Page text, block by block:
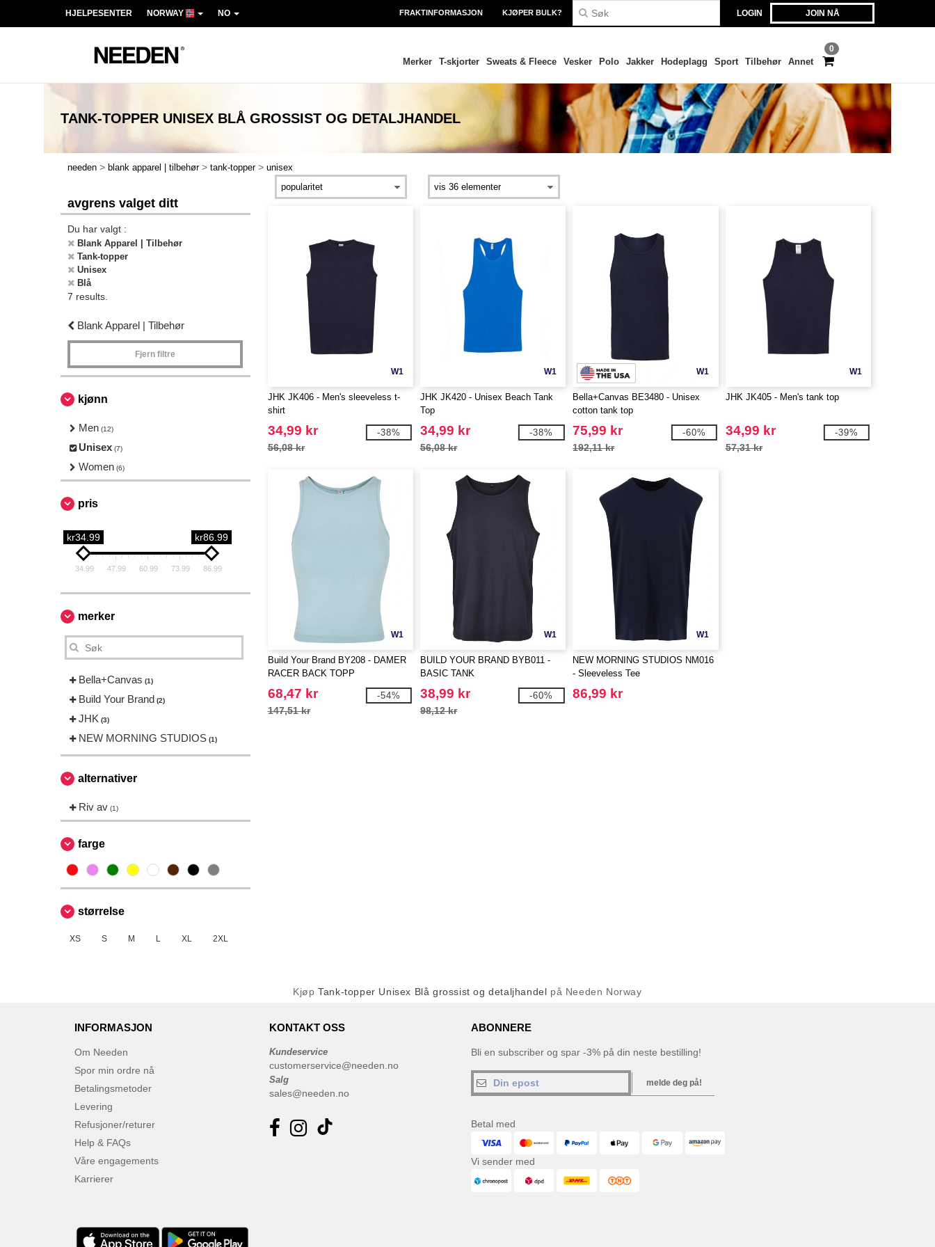
LOGIN JOIN NÅ
HJELPESENTER NORWAY NO FRAKTINFORMASJON KJØPER BULK?
0
Merker T-skjorter Sweats & Fleece Vesker Polo Jakker Hodeplagg Sport Tilbehør Annet
TANK-TOPPER UNISEX BLÅ GROSSIST OG DETALJHANDEL
needen > blank apparel | tilbehør > tank-topper > unisex
avgrens valget ditt
Du har valgt :
Blank Apparel | Tilbehør
Tank-topper
Unisex
Blå
7 results.
Blank Apparel | Tilbehør
Fjern filtre
kjønn
Men (12)
Unisex (7)
Women (6)
pris
kr34.99 kr86.99
34.99 47.99 60.99 73.99 86.99
merker
Bella+Canvas (1)
Build Your Brand (2)
JHK (3)
NEW MORNING STUDIOS (1)
alternativer
Riv av (1)
farge
størrelse
XS S M L XL 2XL
W1
JHK JK406 - Men's sleeveless t-
shirt
34,99 kr
56,08 kr
-38%
W1
JHK JK420 - Unisex Beach Tank
Top
34,99 kr
56,08 kr
-38%
W1
Bella+Canvas BE3480 - Unisex
cotton tank top
75,99 kr
192,11 kr
-60%
W1
JHK JK405 - Men's tank top
34,99 kr
57,31 kr
-39%
W1
Build Your Brand BY208 - DAMER
RACER BACK TOPP
68,47 kr
147,51 kr
-54%
W1
BUILD YOUR BRAND BYB011 -
BASIC TANK
38,99 kr
98,12 kr
-60%
W1
NEW MORNING STUDIOS NM016
- Sleeveless Tee
86,99 kr
KjøpTank-topper Unisex Blå grossist og detaljhandel på Needen Norway
INFORMASJON
Om Needen
Spor min ordre nå
Betalingsmetoder
Levering
Refusjoner/returer
Help & FAQs
Våre engagements
Karrierer
KONTAKT OSS
Kundeservice
customerservice@needen.no
Salg
sales@needen.no
ABONNERE
Bli en subscriber og spar -3% på din neste bestilling!
melde deg på!
Betal med
Vi sender med